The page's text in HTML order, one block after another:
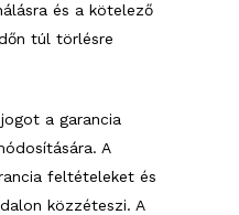
és a kötelező
túl törlésre
a garancia
A
feltételeket és
közzéteszi. A